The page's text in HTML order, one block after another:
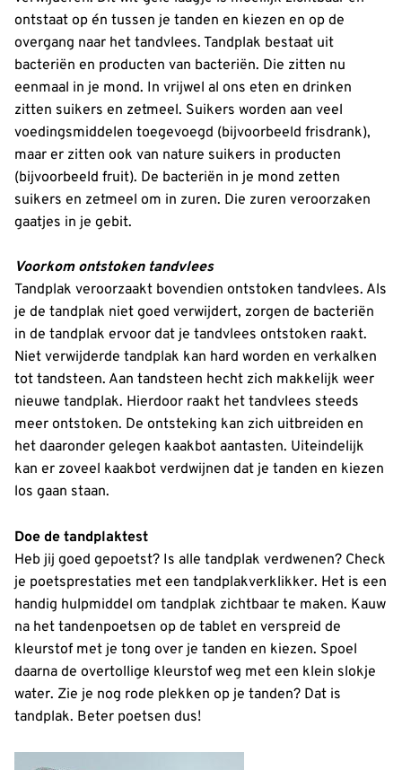
ontstaat op én tussen je tanden en kiezen en op de
overgang naar het tandvlees. Tandplak bestaat uit
bacteriën en producten van bacteriën. Die zitten nu
eenmaal in je mond. In vrijwel al ons eten en drinken
zitten suikers en zetmeel. Suikers worden aan veel
voedingsmiddelen toegevoegd (bijvoorbeeld frisdrank),
maar er zitten ook van nature suikers in producten
(bijvoorbeeld fruit). De bacteriën in je mond zetten
suikers en zetmeel om in zuren. Die zuren veroorzaken
gaatjes in je gebit.
Voorkom ontstoken tandvlees
Tandplak veroorzaakt bovendien ontstoken tandvlees. Als
je de tandplak niet goed verwijdert, zorgen de bacteriën
in de tandplak ervoor dat je tandvlees ontstoken raakt.
Niet verwijderde tandplak kan hard worden en verkalken
tot tandsteen. Aan tandsteen hecht zich makkelijk weer
nieuwe tandplak. Hierdoor raakt het tandvlees steeds
meer ontstoken. De ontsteking kan zich uitbreiden en
het daaronder gelegen kaakbot aantasten. Uiteindelijk
kan er zoveel kaakbot verdwijnen dat je tanden en kiezen
los gaan staan.
Doe de tandplaktest
Heb jij goed gepoetst? Is alle tandplak verdwenen? Check
je poetsprestaties met een tandplakverklikker. Het is een
handig hulpmiddel om tandplak zichtbaar te maken. Kauw
na het tandenpoetsen op de tablet en verspreid de
kleurstof met je tong over je tanden en kiezen. Spoel
daarna de overtollige kleurstof weg met een klein slokje
water. Zie je nog rode plekken op je tanden? Dat is
tandplak. Beter poetsen dus!